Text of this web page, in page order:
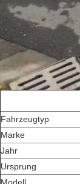
Fahrzeugtyp
Marke
Jahr
Ursprung